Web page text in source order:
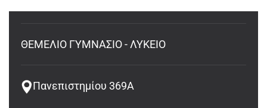
ΘΕΜΕΛΙΟ ΓΥΜΝΑΣΙΟ - ΛΥΚΕΙΟ
Πανεπιστημίου 369Α